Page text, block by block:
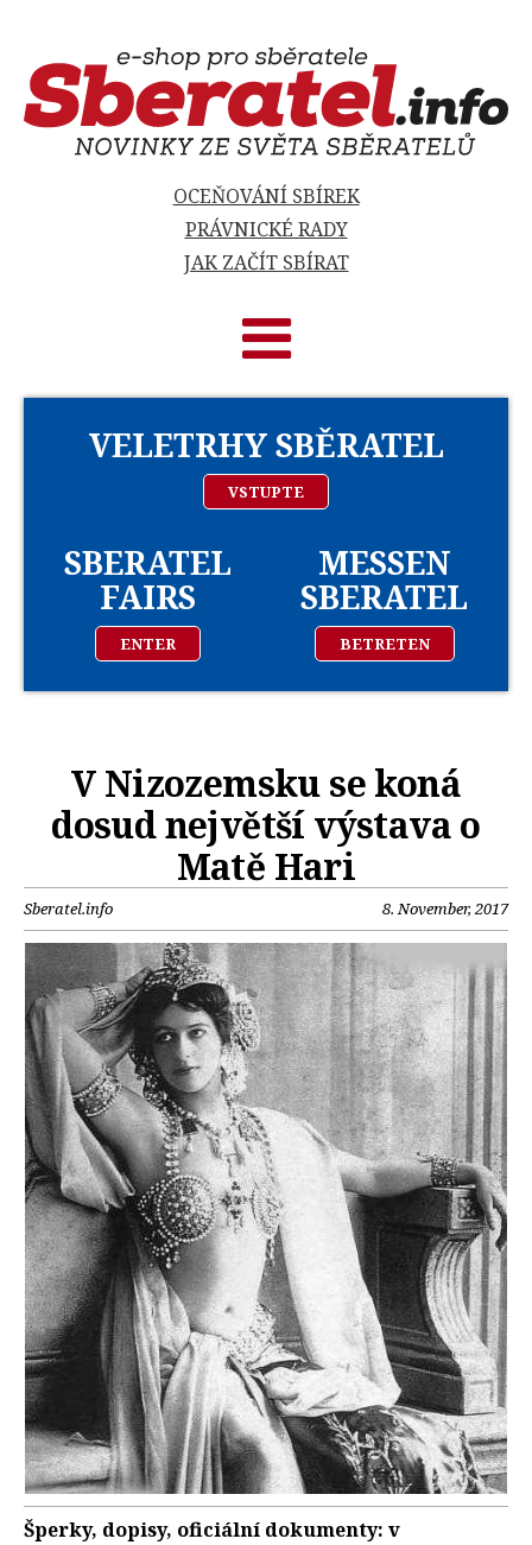
OCEŇOVÁNÍ SBÍREK
PRÁVNICKÉ RADY
JAK ZAČÍT SBÍRAT
VELETRHY SBĚRATEL
VSTUPTE
SBERATEL
FAIRS
ENTER
MESSEN
SBERATEL
BETRETEN
V Nizozemsku se koná
dosud největší výstava o
Matě Hari
Sberatel.info 8. November, 2017
Šperky, dopisy, oficiální dokumenty: v